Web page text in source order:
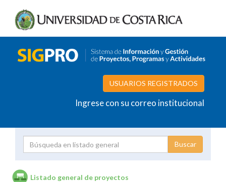
USUARIOS REGISTRADOS
Ingrese con su correo institucional
Listado general de proyectos